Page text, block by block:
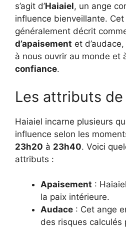
s’agit d’Haiaiel, un ange
influence bienveillante.
généralement décrit
d’apaisement et
à nous ouvrir au monde et
confiance.
Les attributs de
Haiaiel incarne plusieurs
influence selon les
23h20 à 23h40. Voici
attributs :
Apaisement :
la paix intérieure.
Audace : Cet ange
des risques calculés